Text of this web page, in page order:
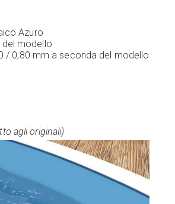
Azuro
modello
/ 0,80 mm a seconda del modello
agli originali)